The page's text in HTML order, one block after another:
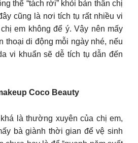
thể “tách rời” khỏi bản thân chị
cũng là nơi tích tụ rất nhiều vi
em không để ý. Vậy nên mấy
thoại di động mỗi ngày nhé, nếu
vi khuẩn sẽ dễ tích tụ dẫn đến
Coco Beauty
là thường xuyên của chị em,
bà giành thời gian để vệ sinh